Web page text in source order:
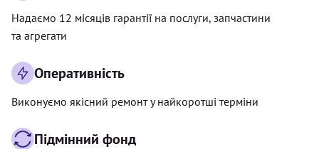
Надаємо 12 місяців гарантії на послуги, запчастини
та агрегати
Оперативність
Виконуємо якісний ремонт у найкоротші терміни
Підмінний фонд